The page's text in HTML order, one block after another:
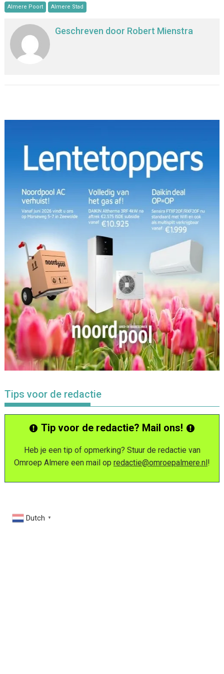
Almere Poort Almere Stad
Geschreven door Robert Mienstra
Tips voor de redactie
Tip voor de redactie? Mail ons!
Heb je een tip of opmerking? Stuur de redactie van
Omroep Almere een mail op redactie@omroepalmere.nl!
Dutch ▼